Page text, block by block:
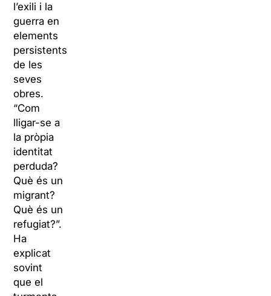
l’exili i la
guerra en
elements
persistents
de les
seves
obres.
“Com
lligar-se a
la pròpia
identitat
perduda?
Què és un
migrant?
Què és un
refugiat?”.
Ha
explicat
sovint
que el